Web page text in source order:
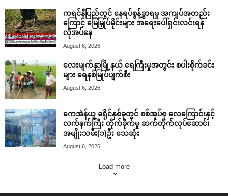
ကရင်နီပြည်တွင် နေရပ်စွန့်ခွာရမှု အကျပ်အတည်း
ကြောင့် မြေမြှုပ်မိုင်းများ အရေးပေါ်ရှင်းလင်းရန်
လိုအပ်နေ
August 6, 2026
လေးမျက်နှာမြို့နယ် ရေကြီးမှုအတွင်း စပါးစိုက်ခင်း
များ ရေနစ်မြုပ်ပျက်စီး
August 6, 2026
ကေအဲန်ယူ ခရိုင်နှစ်ခုတွင် စစ်အုပ်စု လေကြောင်းနှင့်
လက်နက်ကြီး တိုက်ခိုက်မှု ဆက်တိုက်လုပ်ဆောင်၊
အမျိုးသမီး(၁)ဦး သေဆုံး
August 6, 2026
Load more